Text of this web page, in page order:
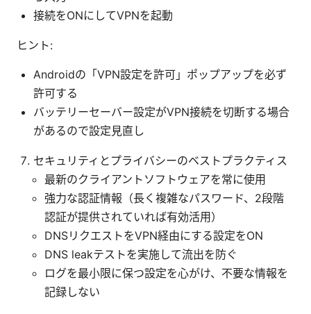
接続をONにしてVPNを起動
ヒント:
Androidの「VPN設定を許可」ポップアップを必ず
許可する
バッテリーセーバー設定がVPN接続を切断する場合
があるので設定見直し
セキュリティとプライバシーのベストプラクティス
最新のクライアントソフトウェアを常に使用
強力な認証情報（長く複雑なパスワード、2段階
認証が提供されていれば有効活用）
DNSリクエストをVPN経由にする設定をON
DNS leakテストを実施して流出を防ぐ
ログを最小限に保つ設定を心がけ、不要な情報を
記録しない